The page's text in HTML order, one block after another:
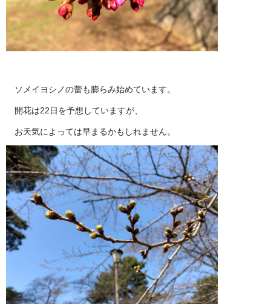
ソメイヨシノの蕾も膨らみ始めています。
開花は22日を予想していますが、
お天気によっては早まるかもしれません。